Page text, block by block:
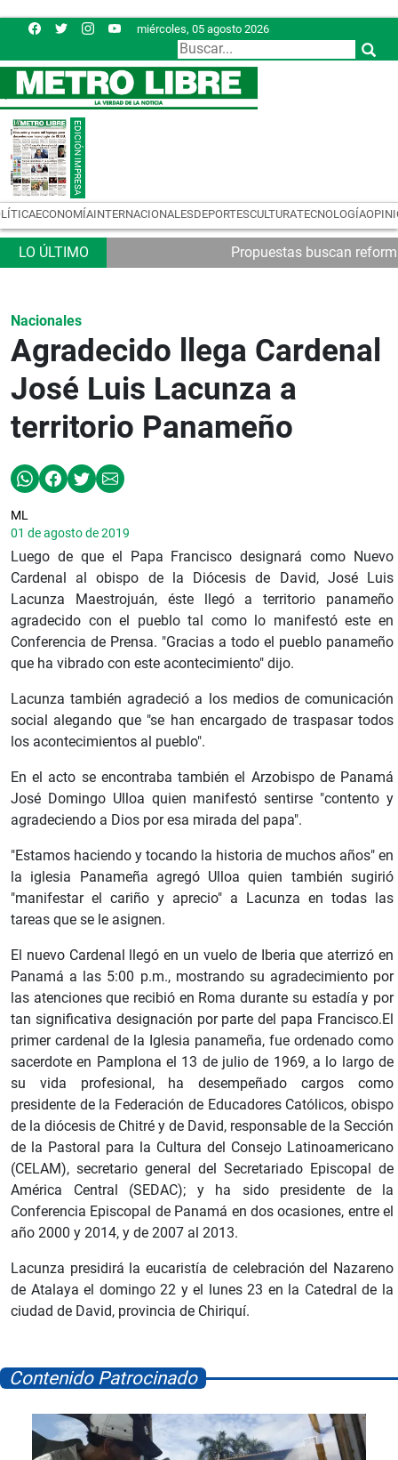
miércoles, 05 agosto 2026
ECONOMÍAINTERNACIONALESDEPORTESCULTURATECNOLOGÍA
Propuestas buscan
Nacionales
Agradecido llega Cardenal
José Luis Lacunza a
territorio Panameño
ML
01 de agosto de 2019
Luego de que el Papa Francisco designará como Nuevo
Cardenal al obispo de la Diócesis de David, José Luis
Lacunza Maestrojuán, éste llegó a territorio panameño
agradecido con el pueblo tal como lo manifestó este en
Conferencia de Prensa. "Gracias a todo el pueblo panameño
que ha vibrado con este acontecimiento" dijo.
Lacunza también agradeció a los medios de comunicación
social alegando que "se han encargado de traspasar todos
los acontecimientos al pueblo".
En el acto se encontraba también el Arzobispo de Panamá
José Domingo Ulloa quien manifestó sentirse "contento y
agradeciendo a Dios por esa mirada del papa".
"Estamos haciendo y tocando la historia de muchos años" en
la iglesia Panameña agregó Ulloa quien también sugirió
"manifestar el cariño y aprecio" a Lacunza en todas las
tareas que se le asignen.
El nuevo Cardenal llegó en un vuelo de Iberia que aterrizó en
Panamá a las 5:00 p.m., mostrando su agradecimiento por
las atenciones que recibió en Roma durante su estadía y por
tan significativa designación por parte del papa Francisco.El
primer cardenal de la Iglesia panameña, fue ordenado como
sacerdote en Pamplona el 13 de julio de 1969, a lo largo de
su vida profesional, ha desempeñado cargos como
presidente de la Federación de Educadores Católicos, obispo
de la diócesis de Chitré y de David, responsable de la Sección
de la Pastoral para la Cultura del Consejo Latinoamericano
(CELAM), secretario general del Secretariado Episcopal de
América Central (SEDAC); y ha sido presidente de la
Conferencia Episcopal de Panamá en dos ocasiones, entre el
año 2000 y 2014, y de 2007 al 2013.
Lacunza presidirá la eucaristía de celebración del Nazareno
de Atalaya el domingo 22 y el lunes 23 en la Catedral de la
ciudad de David, provincia de Chiriquí.
Contenido Patrocinado